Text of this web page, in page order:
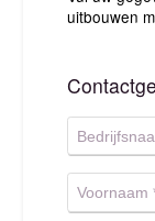
uitbouwen